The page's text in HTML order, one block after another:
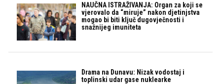
NAUČNA ISTRAŽIVANJA: Organ za koji se
vjerovalo da “miruje” nakon djetinjstva
mogao bi biti ključ dugovječnosti i
snažnijeg imuniteta
Drama na Dunavu: Nizak vodostaj i
toplinski udar gase nuklearke